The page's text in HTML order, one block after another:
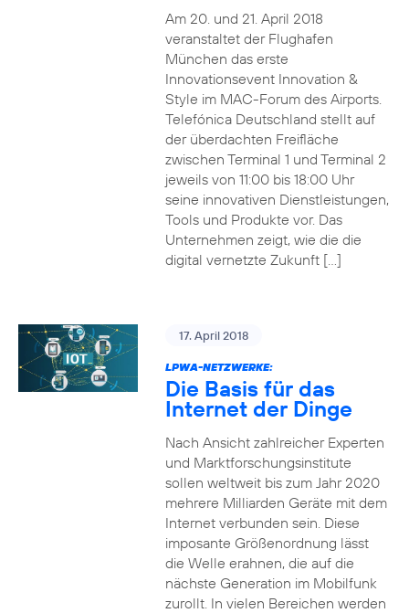
Am 20. und 21. April 2018
veranstaltet der Flughafen
München das erste
Innovationsevent Innovation &
Style im MAC-Forum des Airports.
Telefónica Deutschland stellt auf
der überdachten Freifläche
zwischen Terminal 1 und Terminal 2
jeweils von 11:00 bis 18:00 Uhr
seine innovativen Dienstleistungen,
Tools und Produkte vor. Das
Unternehmen zeigt, wie die die
digital vernetzte Zukunft […]
17. April 2018
LPWA-NETZWERKE:
Die Basis für das
Internet der Dinge
Nach Ansicht zahlreicher Experten
und Marktforschungsinstitute
sollen weltweit bis zum Jahr 2020
mehrere Milliarden Geräte mit dem
Internet verbunden sein. Diese
imposante Größenordnung lässt
die Welle erahnen, die auf die
nächste Generation im Mobilfunk
zurollt. In vielen Bereichen werden